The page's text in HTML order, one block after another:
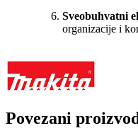
Sveobuhvatni
organizacije i
Povezani